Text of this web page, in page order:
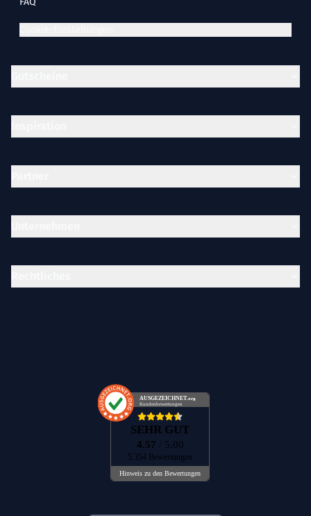
AUSGEZEICHNET.org
Kundenbewertungen
SEHR GUT
4.57 / 5.00
5.354 Bewertungen
Hinweis zu den Bewertungen